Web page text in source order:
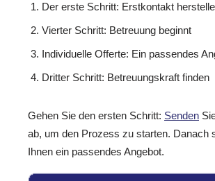
Der erste Schritt: Erstkontakt
Vierter Schritt: Betreuung beginnt
Individuelle Offerte: Ein passendes
Dritter Schritt: Betreuungskraft finden
Gehen Sie den ersten Schritt: Senden
ab, um den Prozess zu starten. Danach
Ihnen ein passendes Angebot.